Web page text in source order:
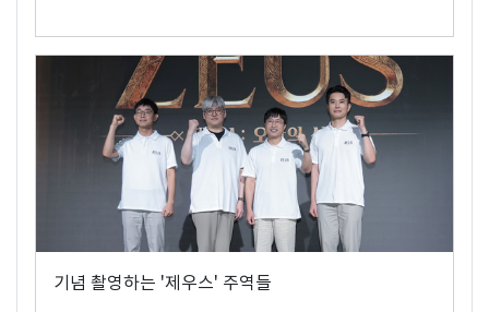
기념 촬영하는 '제우스' 주역들